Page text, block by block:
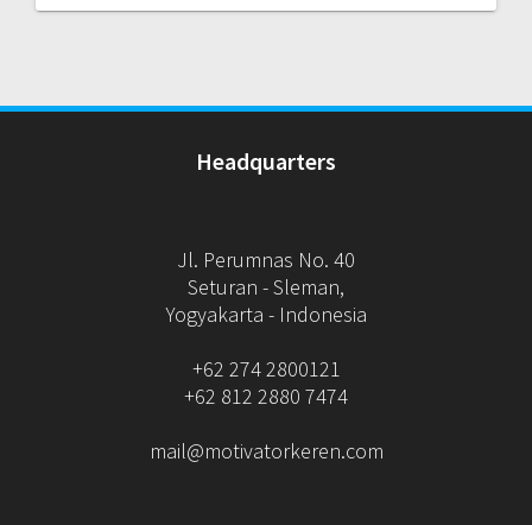
Headquarters
Jl. Perumnas No. 40
Seturan - Sleman,
Yogyakarta - Indonesia
+62 274 2800121
+62 812 2880 7474
mail@motivatorkeren.com